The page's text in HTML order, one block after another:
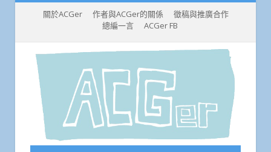
關於ACGer 作者與ACGer的關係
徵稿與推廣合作
總編一言
ACGer FB